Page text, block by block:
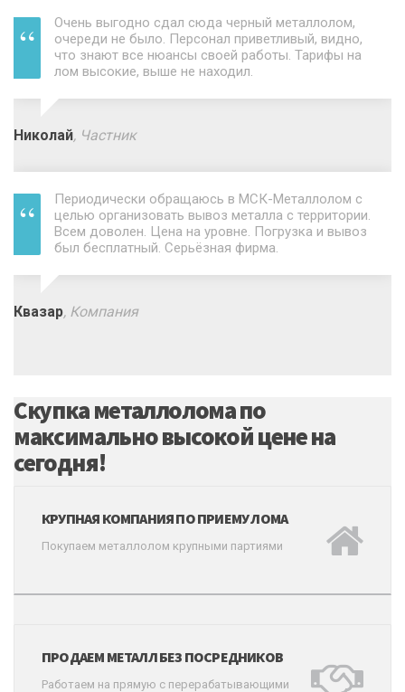
Очень выгодно сдал сюда черный металлолом,
очереди не было. Персонал приветливый, видно,
что знают все нюансы своей работы. Тарифы на
лом высокие, выше не находил.
Николай, Частник
Периодически обращаюсь в МСК-Металлолом с
целью организовать вывоз металла с территории.
Всем доволен. Цена на уровне. Погрузка и вывоз
был бесплатный. Серьёзная фирма.
Квазар, Компания
Скупка металлолома по
максимально высокой цене на
сегодня!
КРУПНАЯ КОМПАНИЯ ПО ПРИЕМУ ЛОМА
Покупаем металлолом крупными партиями
ПРОДАЕМ МЕТАЛЛ БЕЗ ПОСРЕДНИКОВ
Работаем на прямую с перерабатывающими